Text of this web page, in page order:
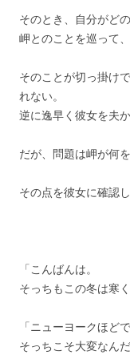
そのとき、自分がど
岬とのことを巡って
そのことが切っ掛け
れない。
逆に逸早く彼女を夫
だが、問題は岬が何
その点を彼女に確認
「こんばんは。
そっちもこの冬は寒
「ニューヨークほど
そっちこそ大変なんだ